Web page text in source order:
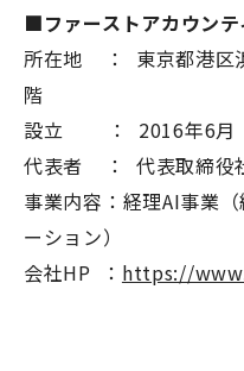
■ファーストアカウン
所在地 ： 東京都港区
階
設立 ： 2016年6月
代表者 ： 代表取締役
事業内容：経理AI事業
ーション）
会社HP ： https://